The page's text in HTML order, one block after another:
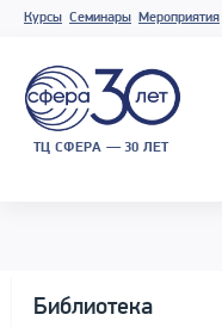
Курсы Семинары Мероприятия
ТЦ СФЕРА — 30 ЛЕТ
Библиотека